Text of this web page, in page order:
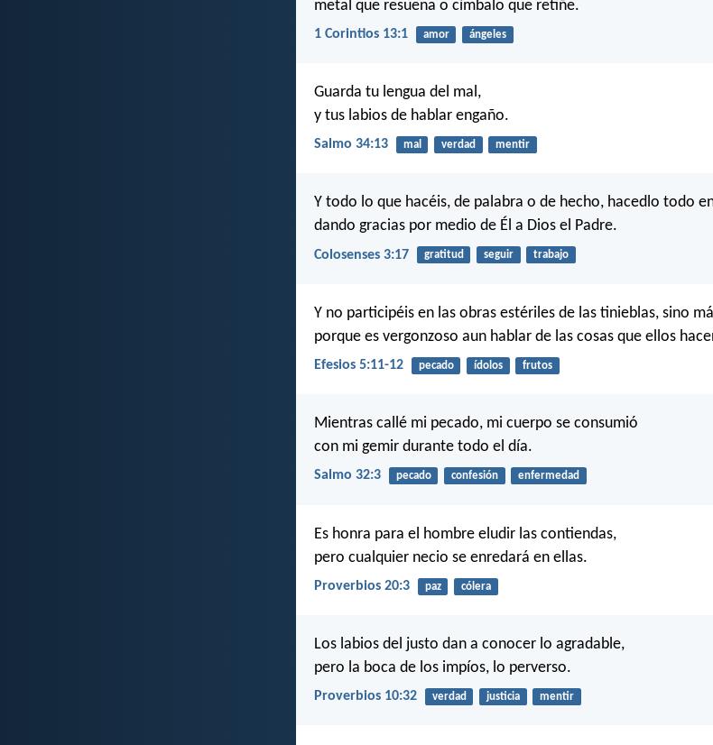
metal que resuena o címbalo que retiñe.
1 Corintios 13:1 amor ángeles
Guarda tu lengua del mal,
y tus labios de hablar engaño.
Salmo 34:13 mal verdad mentir
Y todo lo que hacéis, de palabra o de hecho, hacedlo todo
dando gracias por medio de Él a Dios el Padre.
Colosenses 3:17 gratitud seguir trabajo
Y no participéis en las obras estériles de las tinieblas, sino
porque es vergonzoso aun hablar de las cosas que ellos
Efesios 5:11-12 pecado ídolos frutos
Mientras callé mi pecado, mi cuerpo se consumió
con mi gemir durante todo el día.
Salmo 32:3 pecado confesión enfermedad
Es honra para el hombre eludir las contiendas,
pero cualquier necio se enredará en ellas.
Proverbios 20:3 paz cólera
Los labios del justo dan a conocer lo agradable,
pero la boca de los impíos, lo perverso.
Proverbios 10:32 verdad justicia mentir